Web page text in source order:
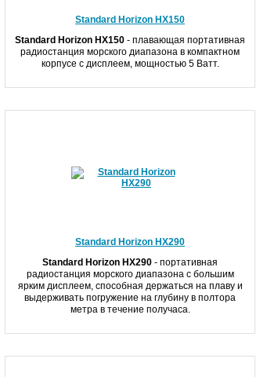
Standard Horizon HX150
Standard Horizon HX150 - плавающая портативная
радиостанция морского диапазона в компактном
корпусе с дисплеем, мощностью 5 Ватт.
Standard Horizon HX290
Standard Horizon HX290 - портативная
радиостанция морского диапазона с большим
ярким дисплеем, способная держаться на плаву и
выдерживать погружение на глубину в полтора
метра в течение получаса.